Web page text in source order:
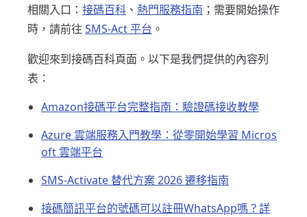
相關入口： 接碼百科 、 熱門服務指南 ；需要開始操作
時，請前往 SMS-Act 平台 。
歡迎來到接碼百科頁面。以下是我們提供的內容列
表：
Amazon接碼平台完整指南：驗證碼接收教學
Azure 雲端服務入門教學：從零開始學習 Micros
oft 雲端平台
SMS-Activate 替代方案 2026 遷移指南
接碼簡訊平台的號碼可以註冊WhatsApp嗎？詳